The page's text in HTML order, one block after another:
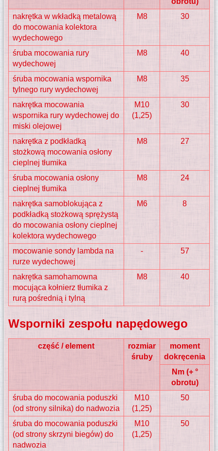
nakrętka w wkładką metalową
do mocowania kolektora
wydechowego
M8 30
śruba mocowania rury
wydechowej
M8 40
śruba mocowania wspornika
tylnego rury wydechowej
M8 35
nakrętka mocowania
wspornika rury wydechowej do
miski olejowej
M10
(1,25)
30
nakrętka z podkładką
stożkową mocowania osłony
cieplnej tłumika
M8 27
śruba mocowania osłony
cieplnej tłumika
M8 24
nakrętka samoblokująca z
podkładką stożkową sprężystą
do mocowania osłony cieplnej
kolektora wydechowego
M6 8
mocowanie sondy lambda na
rurze wydechowej
- 57
nakrętka samohamowna
mocująca kołnierz tłumika z
rurą pośrednią i tylną
M8 40
Wsporniki zespołu napędowego
część / element
rozmiar
śruby
moment
dokręcenia
Nm (+ °
obrotu)
śruba do mocowania poduszki
(od strony silnika) do nadwozia
M10
(1,25)
50
śruba do mocowania poduszki
(od strony skrzyni biegów) do
nadwozia
M10
(1,25)
50